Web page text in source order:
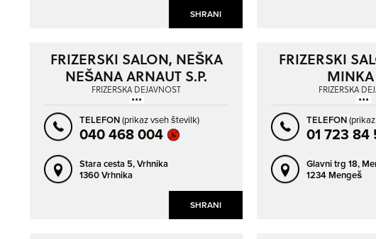
SHRANI
SHRANI
FRIZERSKI SALON, NEŠKA
NEŠANA ARNAUT S.P.
FRIZERSKA DEJAVNOST
TELEFON(prikaz vseh številk)
040 468 004
Stara cesta 5,Vrhnika
1360 Vrhnika
FRIZERSKI
MINKA
FRIZERSKA
TELEFON
01 723 84
Glavni trg 18,
1234 Mengeš